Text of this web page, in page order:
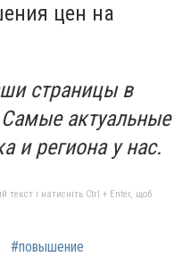
цен на
страницы в
Самые актуальные
и региона у нас.
текст і натисніть Ctrl + Enter, щоб
#повышение